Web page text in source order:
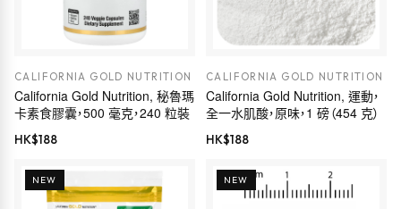
CALIFORNIA GOLD NUTRITION
California Gold Nutrition, 秘魯瑪
卡素食膠囊，500 毫克，240 粒裝
HK$188
CALIFORNIA GOLD NUTRITION
California Gold Nutrition, 運動，
全一水肌酸，原味，1 磅（454 克）
HK$188
NEW NEW